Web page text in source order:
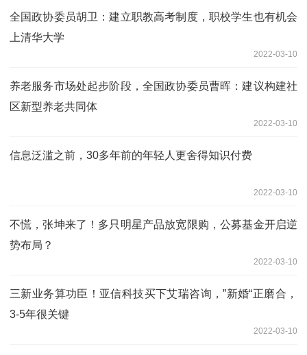
全国政协委员胡卫：建立职教高考制度，职校学生也有机会
上清华大学
2022-03-10
养老服务市场处起步阶段，全国政协委员曹晖：建议构建社
区新型养老共同体
2022-03-10
信息泛滥之前，30多年前的年轻人更舍得知识付费
2022-03-10
不慌，张坤来了！多只明星产品放宽限购，公募基金开启逆
势布局？
2022-03-10
三新业务算功臣！亚信科技买下艾瑞咨询，”新婚“正磨合，
3-5年很关键
2022-03-10